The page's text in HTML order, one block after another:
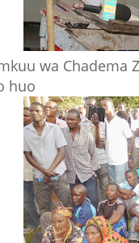
wa Chadema
huo